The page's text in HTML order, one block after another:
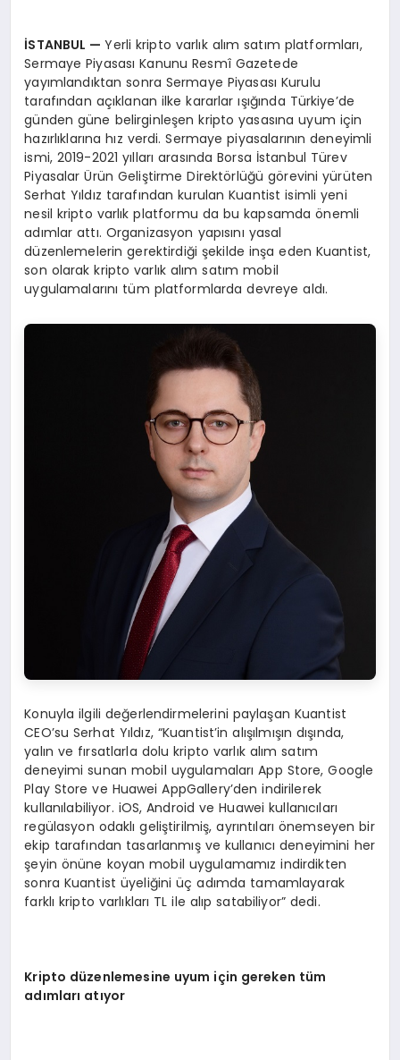
İSTANBUL —Yerli kripto varlık alım satım platformları,
Sermaye Piyasası Kanunu Resmî Gazetede
yayımlandıktan sonra Sermaye Piyasası Kurulu
tarafından açıklanan ilke kararlar ışığında Türkiye’de
günden güne belirginleşen kripto yasasına uyum için
hazırlıklarına hız verdi. Sermaye piyasalarının deneyimli
ismi, 2019-2021 yılları arasında Borsa İstanbul Türev
Piyasalar Ürün Geliştirme Direktörlüğü görevini yürüten
Serhat Yıldız tarafından kurulan Kuantist isimli yeni
nesil kripto varlık platformu da bu kapsamda önemli
adımlar attı. Organizasyon yapısını yasal
düzenlemelerin gerektirdiği şekilde inşa eden Kuantist,
son olarak kripto varlık alım satım mobil
uygulamalarını tüm platformlarda devreye aldı.
Konuyla ilgili değerlendirmelerini paylaşan Kuantist
CEO’su Serhat Yıldız, “Kuantist’in alışılmışın dışında,
yalın ve fırsatlarla dolu kripto varlık alım satım
deneyimi sunan mobil uygulamaları App Store, Google
Play Store ve Huawei AppGallery’den indirilerek
kullanılabiliyor. iOS, Android ve Huawei kullanıcıları
regülasyon odaklı geliştirilmiş, ayrıntıları önemseyen bir
ekip tarafından tasarlanmış ve kullanıcı deneyimini her
şeyin önüne koyan mobil uygulamamız indirdikten
sonra Kuantist üyeliğini üç adımda tamamlayarak
farklı kripto varlıkları TL ile alıp satabiliyor” dedi.
Kripto düzenlemesine uyum için gereken tüm
adımları atıyor